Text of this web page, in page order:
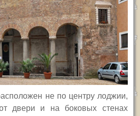
не по центру лоджии,
двери и на боковых стенах